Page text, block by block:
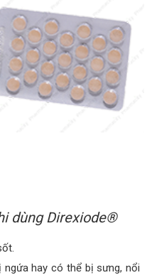
dùng Direxiode®
ngứa hay có thể bị sưng, nổi